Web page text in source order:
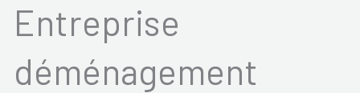
Entreprise
déménagement